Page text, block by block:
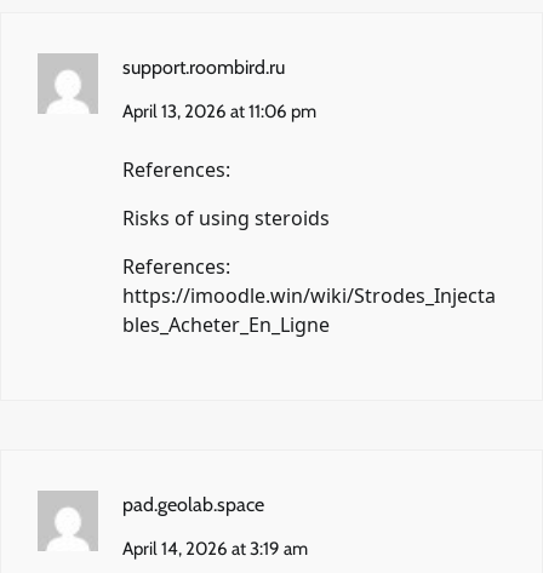
support.roombird.ru
April 13, 2026 at 11:06 pm
References:
Risks of using steroids
References:
https://imoodle.win/wiki/Strodes_Injecta
bles_Acheter_En_Ligne
pad.geolab.space
April 14, 2026 at 3:19 am